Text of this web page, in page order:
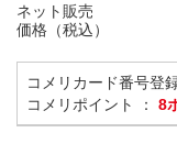
ネット販売
価格（税込）
コメリカード番号登
コメリポイント ： 8